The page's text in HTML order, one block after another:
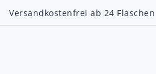
Versandkostenfrei ab 24 Flaschen